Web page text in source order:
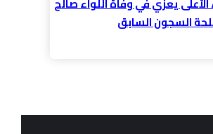
يعزّي في وفاة اللواء صالح
السجون السابق